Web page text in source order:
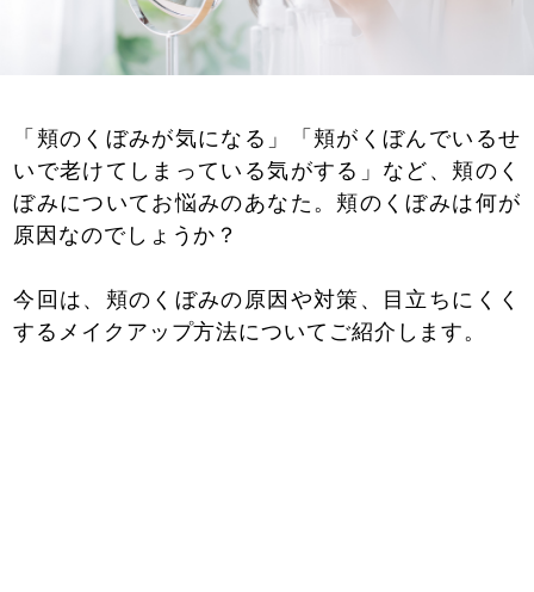
「頬のくぼみが気になる」「頬がくぼんでいるせ
いで老けてしまっている気がする」など、頬のく
ぼみについてお悩みのあなた。頬のくぼみは何が
原因なのでしょうか？
今回は、頬のくぼみの原因や対策、目立ちにくく
するメイクアップ方法についてご紹介します。